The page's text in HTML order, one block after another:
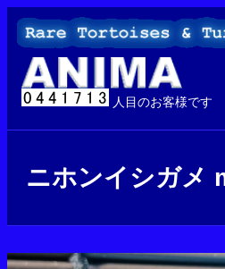
を
人目のお客様です
ニホンイシガメ